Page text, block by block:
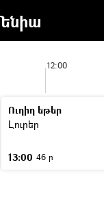
12:00
Ուղիղ եթեր
Լուրեր
13:00 46 ր